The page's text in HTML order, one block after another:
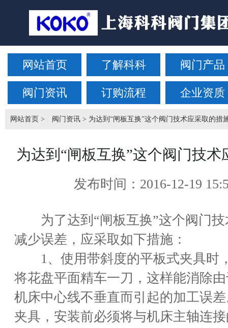
网站首页 了解科科 阀门产品
阀门资讯 订购流程 企业资质
网站首页 > 阀门资讯 > 为达到“闸板互换”这个阀门技术应采取的措
为达到“闸板互换”这个阀门技术
发布时间： 2016-12-19
为了达到“闸板互换”这个阀门技
减少误差，应采取如下措施：
1、使用带斜度的平板式夹具时
将花盘平面精车一刀，这样能消除
机床中心线不垂直而引起的加工误
夹具，安装前必须将与机床主轴连